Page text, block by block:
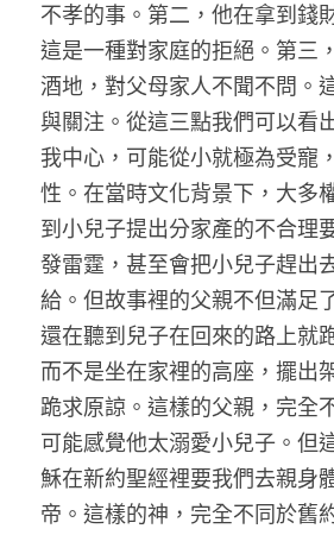
不孝的事。第二，他在拿到錢
這是一種對家庭的拒絕。第三
酒地，對父母家人不聞不問。
與關注。從這三點我們可以看
我中心，可能從小就極為受寵
性。在當時文化背景下，大多
到小兒子提出分家產的不合理
發雷霆，甚至會把小兒子趕出
給。但故事裡的父親不但滿足
還在聽到兒子在回來的路上就
而不是坐在家裡的高座，擺出
跪求原諒。這樣的父親，完全
可能感覺他太溺愛小兒子。但
穌在新約聖經裡要我們去親身
帝。這樣的神，完全不同於舊